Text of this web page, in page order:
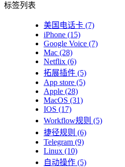
标签列表
美国电话卡 (7)
iPhone (15)
Google Voice (7)
Mac (28)
Netflix (6)
拓展插件 (5)
App store (5)
Apple (28)
MacOS (31)
IOS (17)
Workflow规则 (5)
捷径规则 (6)
Telegram (9)
Linux (10)
自动操作 (5)